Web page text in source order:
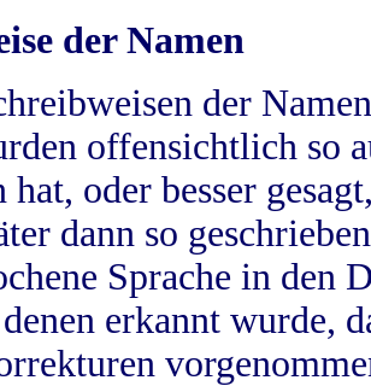
der Namen
der
offensichtlich so
hat, oder besser
dann so
Sprache in
erkannt wurde,